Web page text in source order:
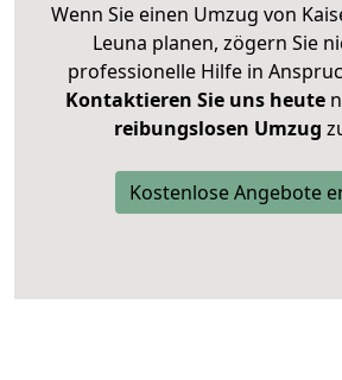
Wenn Sie einen Umzug von
Leuna planen, zögern Sie
professionelle Hilfe in
Kontaktieren Sie uns heute
reibungslosen Umzug
Kostenlose Angebote